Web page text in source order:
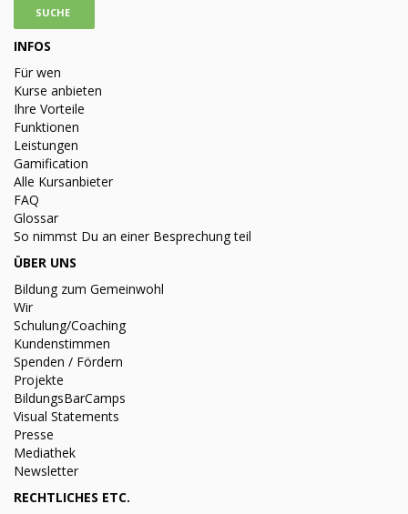
INFOS
Für wen
Kurse anbieten
Ihre Vorteile
Funktionen
Leistungen
Gamification
Alle Kursanbieter
FAQ
Glossar
So nimmst Du an einer Besprechung teil
ÜBER UNS
Bildung zum Gemeinwohl
Wir
Schulung/Coaching
Kundenstimmen
Spenden / Fördern
Projekte
BildungsBarCamps
Visual Statements
Presse
Mediathek
Newsletter
RECHTLICHES ETC.